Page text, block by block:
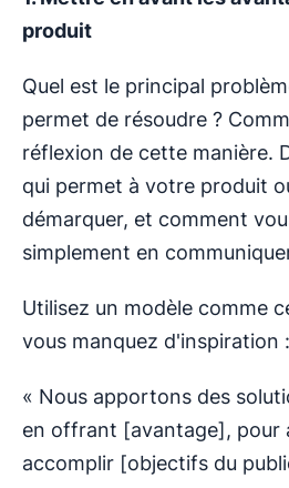
produit
Quel est le principal
permet de résoudre ?
réflexion de cette manière.
qui permet à votre produit
démarquer, et comment
simplement en
Utilisez un modèle comme
vous manquez d'inspiration :
« Nous apportons des
en offrant [avantage], pour
accomplir [objectifs du